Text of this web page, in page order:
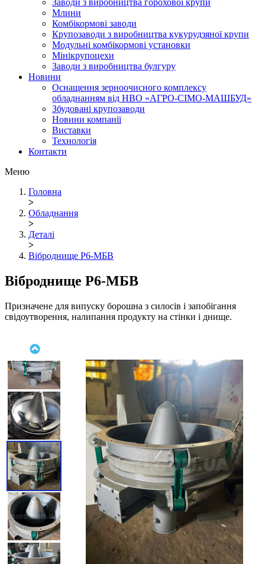
Млини
Комбікормові заводи
Крупозаводи з виробництва кукурудзяної крупи
Модульні комбікормові установки
Мінікрупоцехи
Заводи з виробництва булгуру
Новини
Оснащення зерноочисного комплексу
обладнанням від НВО «АГРО-СІМО-МАШБУД»
Збудовані крупозаводи
Новини компанії
Виставки
Технологія
Контакти
Меню
Головна
>
Обладнання
>
Деталі
>
Віброднище Р6-МБВ
Віброднище Р6-МБВ
Призначене для випуску борошна з силосів і запобігання
свідоутворення, налипання продукту на стінки і днище.